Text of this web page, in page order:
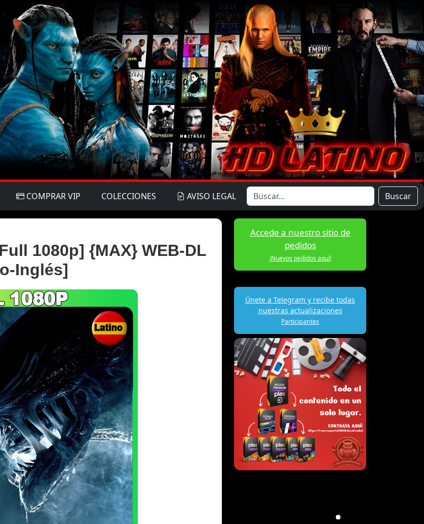
COMPRAR VIP COLECCIONES AVISO LEGAL Buscar
1080p] {MAX} WEB-DL
Inglés]
Accede a nuestro sitio de
pedidos
¡Nuevos pedidos aquí!
Únete a Telegram y recibe todas
nuestras actualizaciones
Participantes